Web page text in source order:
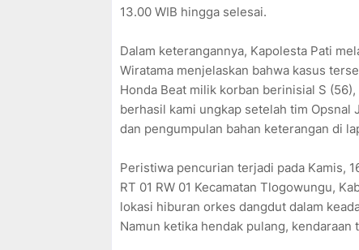
13.00 WIB hingga selesai.
Dalam keterangannya, Kapolesta Pati
Wiratama menjelaskan bahwa kasus
Honda Beat milik korban berinisial S
berhasil kami ungkap setelah tim
dan pengumpulan bahan keterangan di
Peristiwa pencurian terjadi pada Kamis,
RT 01 RW 01 Kecamatan Tlogowungu,
lokasi hiburan orkes dangdut dalam
Namun ketika hendak pulang,